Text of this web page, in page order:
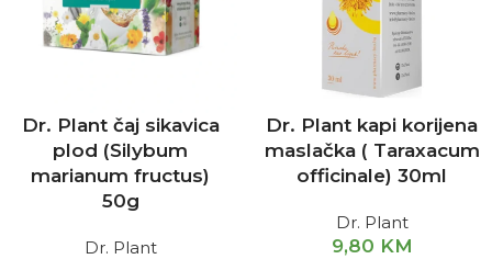
Dr. Plant čaj sikavica
plod (Silybum
marianum fructus)
50g
Dr. Plant
Dr. Plant kapi korijena
maslačka ( Taraxacum
officinale) 30ml
Dr. Plant
9,80 KM